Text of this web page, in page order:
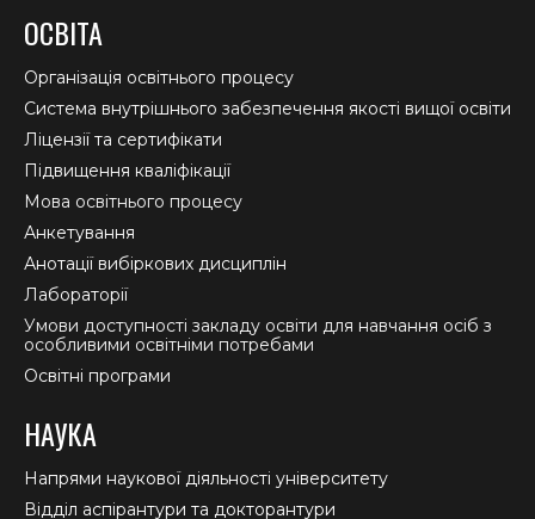
opens
in
new
window
opens
in
new
window
in
new
window
ОСВІТА
Організація освітнього процесу
Система внутрішнього забезпечення якості вищої освіти
Ліцензії та сертифікати
Підвищення кваліфікації
Мова освітнього процесу
Анкетування
Анотації вибіркових дисциплін
Лабораторії
Умови доступності закладу освіти для навчання осіб з
особливими освітніми потребами
Освітні програми
НАУКА
Напрями наукової діяльності університету
Відділ аспірантури та докторантури